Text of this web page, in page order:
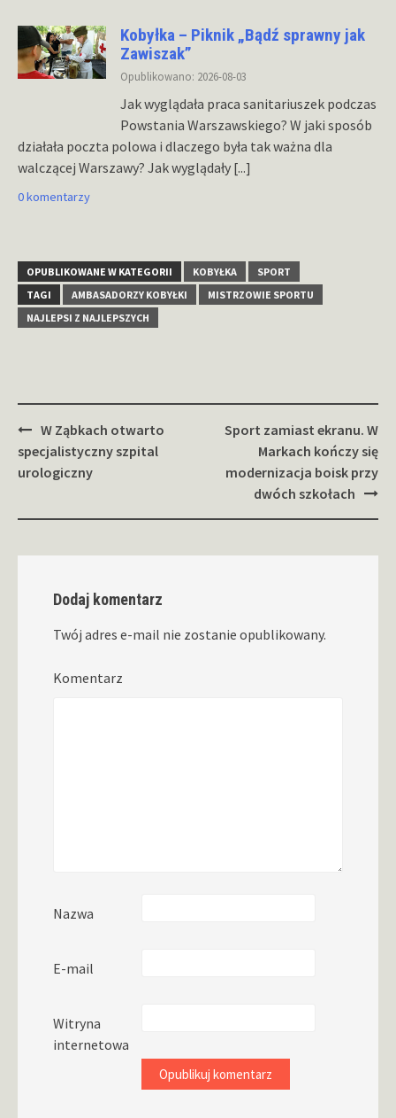
Kobyłka – Piknik „Bądź sprawny jak
Zawiszak”
Opublikowano: 2026-08-03
Jak wyglądała praca sanitariuszek podczas
Powstania Warszawskiego? W jaki sposób
działała poczta polowa i dlaczego była tak ważna dla
walczącej Warszawy? Jak wyglądały [...]
0 komentarzy
OPUBLIKOWANE W KATEGORII KOBYŁKA
SPORT
TAGI
AMBASADORZY KOBYŁKI
MISTRZOWIE SPORTU
NAJLEPSI Z NAJLEPSZYCH
Zobacz
wpisy
W Ząbkach otwarto
specjalistyczny szpital
urologiczny
Sport zamiast ekranu. W
Markach kończy się
modernizacja boisk przy
dwóch szkołach
Dodaj komentarz
Twój adres e-mail nie zostanie opublikowany.
Komentarz
Nazwa
E-mail
Witryna
internetowa